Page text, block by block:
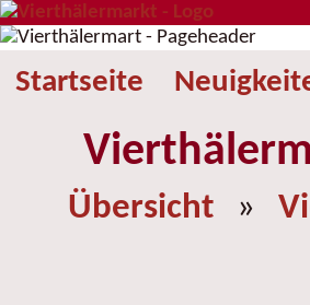
Startseite
Übersicht »